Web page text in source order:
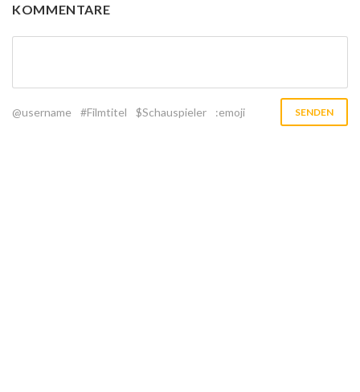
KOMMENTARE
@username #Filmtitel $Schauspieler :emoji